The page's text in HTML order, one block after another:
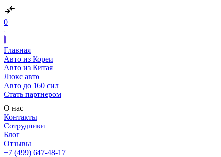
0
Главная
Авто из Кореи
Авто из Китая
Люкс авто
Авто до 160 сил
Стать партнером
О нас
Контакты
Сотрудники
Блог
Отзывы
+7 (499) 647-48-17